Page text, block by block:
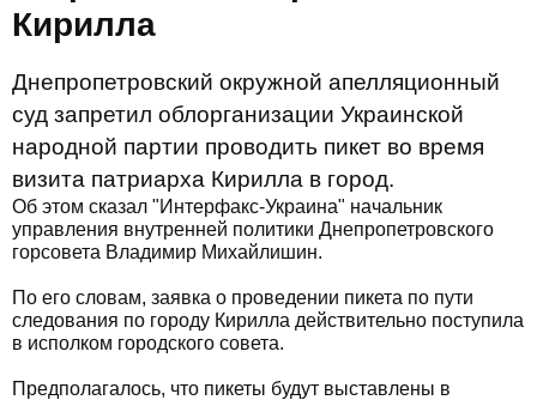
Кирилла
Днепропетровский окружной апелляционный
суд запретил облорганизации Украинской
народной партии проводить пикет во время
визита патриарха Кирилла в город.
Об этом сказал "Интерфакс-Украина" начальник
управления внутренней политики Днепропетровского
горсовета Владимир Михайлишин.
По его словам, заявка о проведении пикета по пути
следования по городу Кирилла действительно поступила
в исполком городского совета.
Предполагалось, что пикеты будут выставлены в